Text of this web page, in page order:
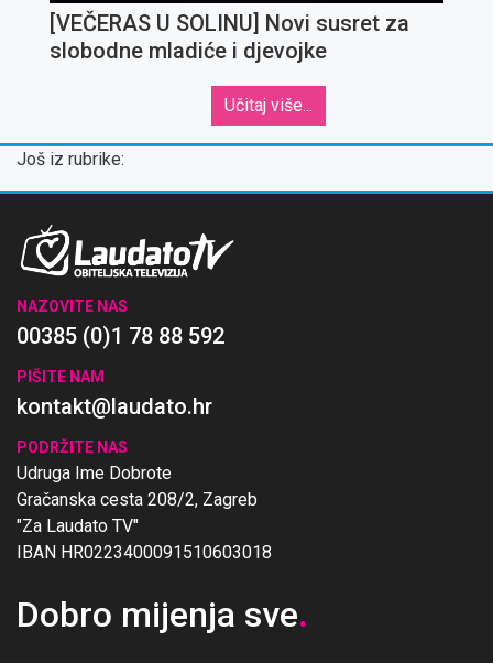
[VEČERAS U SOLINU] Novi susret za
slobodne mladiće i djevojke
Učitaj više...
Još iz rubrike:
NAZOVITE NAS
00385 (0)1 78 88 592
PIŠITE NAM
kontakt@laudato.hr
PODRŽITE NAS
Udruga Ime Dobrote
Gračanska cesta 208/2, Zagreb
"Za Laudato TV"
IBAN HR0223400091510603018
Dobro mijenja sve.